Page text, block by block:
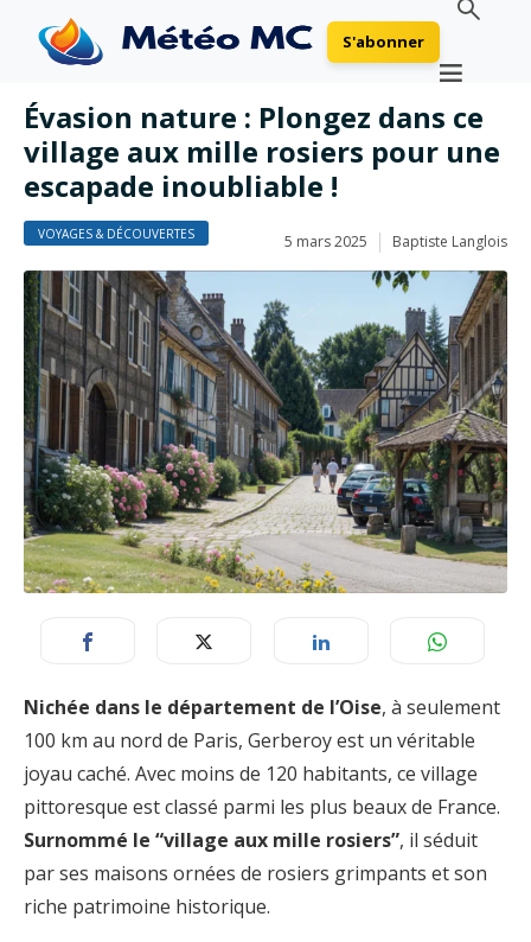
S'abonner
Évasion nature : Plongez dans ce
village aux mille rosiers pour une
escapade inoubliable !
VOYAGES & DÉCOUVERTES 5 mars 2025 Baptiste Langlois
Nichée dans le département de l’Oise, à seulement
100 km au nord de Paris, Gerberoy est un véritable
joyau caché. Avec moins de 120 habitants, ce village
pittoresque est classé parmi les plus beaux de France.
Surnommé le “village aux mille rosiers”, il séduit
par ses maisons ornées de rosiers grimpants et son
riche patrimoine historique.